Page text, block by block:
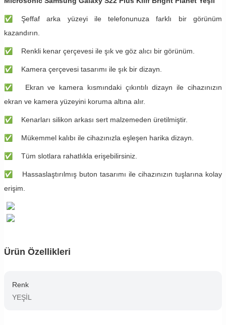
✅ Şeffaf arka yüzeyi ile telefonunuza farklı bir görünüm
kazandırın.
✅ Renkli kenar çerçevesi ile şık ve göz alıcı bir görünüm.
✅ Kamera çerçevesi tasarımı ile şık bir dizayn.
✅ Ekran ve kamera kısmındaki çıkıntılı dizayn ile cihazınızın
ekran ve kamera yüzeyini koruma altına alır.
✅ Kenarları silikon arkası sert malzemeden üretilmiştir.
✅ Mükemmel kalıbı ile cihazınızla eşleşen harika dizayn.
✅ Tüm slotlara rahatlıkla erişebilirsiniz.
✅ Hassaslaştırılmış buton tasarımı ile cihazınızın tuşlarına kolay
erişim.
Ürün Özellikleri
Renk
YEŞİL